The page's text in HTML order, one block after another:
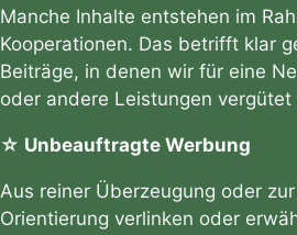
Manche Inhalte entstehen im
Kooperationen. Das betrifft klar
Beiträge, in denen wir für eine
oder andere Leistungen vergütet
☆ Unbeauftragte Werbung
Aus reiner Überzeugung oder
Orientierung verlinken oder